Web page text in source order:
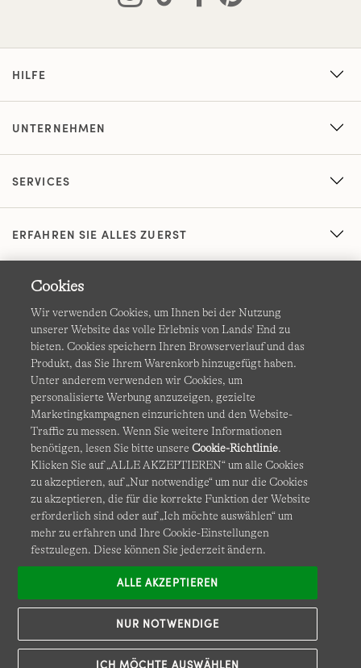
HILFE
UNTERNEHMEN
SERVICES
ERFAHREN SIE ALLES ZUERST
AGB Datenschutz & Sicherheit
Cookies Ich möchte auswählen Barrierefreiheit
Site Map Internationale Websites
Diese Website ist durch reCAPTCHA geschützt. Es gelten die
Datenschutzerklärung undNutzungsbedingungenvon
Google.
Cookies
Wir verwenden Cookies, um Ihnen bei der Nutzung
unserer Website das volle Erlebnis von Lands' End zu
bieten. Cookies speichern Ihren Browserverlauf und das
Produkt, das Sie Ihrem Warenkorb hinzugefügt haben.
Unter anderem verwenden wir Cookies, um
personalisierte Werbung anzuzeigen, gezielte
Marketingkampagnen einzurichten und den Website-
Traffic zu messen. Wenn Sie weitere Informationen
benötigen, lesen Sie bitte unsereCookie-Richtlinie.
Klicken Sie auf „ALLE AKZEPTIEREN“ um alle Cookies
zu akzeptieren, auf „Nur notwendige“ um nur die Cookies
zu akzeptieren, die für die korrekte Funktion der Website
erforderlich sind oder auf „Ich möchte auswählen“ um
mehr zu erfahren und Ihre Cookie-Einstellungen
festzulegen. Diese können Sie jederzeit ändern.
ICH MÖCHTE AUSWÄHLEN
NUR NOTWENDIGE
ALLE AKZEPTIEREN